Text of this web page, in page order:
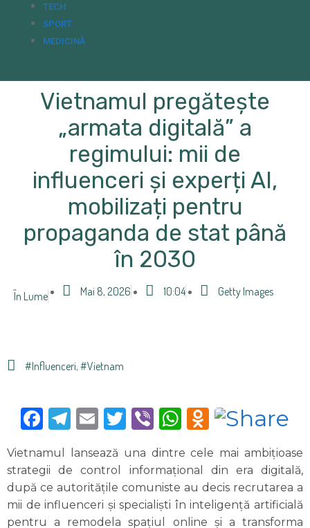
TECH
SPORT
MEDICINĂ
Vietnamul pregătește
„armata digitală” a
regimului: mii de
influenceri și experți AI,
mobilizați pentru
propaganda de stat până
în 2030
În Lume Mai 8, 2026 10:04 Getty Images
#influenceri, #Vietnam
Facebook
Telegram
EmailTwitter
ViberWhatsApp
Vietnamul lansează una dintre cele mai ambițioase
strategii de control informațional din era digitală,
după ce autoritățile comuniste au decis recrutarea a
mii de influenceri și specialiști în inteligență artificială
pentru a remodela spațiul online și a transforma